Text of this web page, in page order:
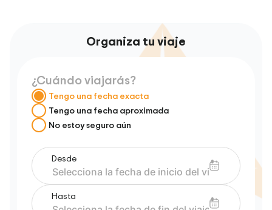
Organiza tu viaje
¿Cuándo viajarás?
Tengo una fecha exacta
Tengo una fecha aproximada
No estoy seguro aún
Desde
Hasta